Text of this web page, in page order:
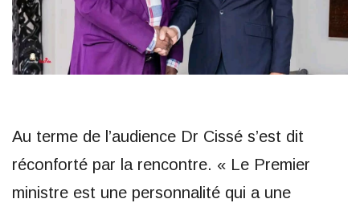
Au terme de l’audience Dr Cissé s’est dit
réconforté par la rencontre. « Le Premier
ministre est une personnalité qui a une